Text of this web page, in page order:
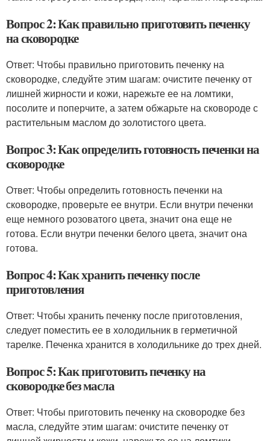
Вопрос 2: Как правильно приготовить печенку
на сковородке
Ответ: Чтобы правильно приготовить печенку на
сковородке, следуйте этим шагам: очистите печенку от
лишней жирности и кожи, нарежьте ее на ломтики,
посолите и поперчите, а затем обжарьте на сковороде с
растительным маслом до золотистого цвета.
Вопрос 3: Как определить готовность печенки на
сковородке
Ответ: Чтобы определить готовность печенки на
сковородке, проверьте ее внутри. Если внутри печенки
еще немного розоватого цвета, значит она еще не
готова. Если внутри печенки белого цвета, значит она
готова.
Вопрос 4: Как хранить печенку после
приготовления
Ответ: Чтобы хранить печенку после приготовления,
следует поместить ее в холодильник в герметичной
тарелке. Печенка хранится в холодильнике до трех дней.
Вопрос 5: Как приготовить печенку на
сковородке без масла
Ответ: Чтобы приготовить печенку на сковородке без
масла, следуйте этим шагам: очистите печенку от